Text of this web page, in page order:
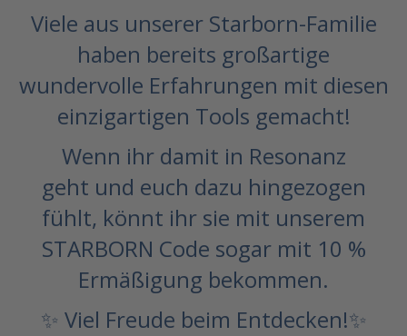
Viele aus unserer Starborn-Familie
haben bereits großartige
wundervolle Erfahrungen mit diesen
einzigartigen Tools gemacht!
Wenn ihr damit in Resonanz
geht und euch dazu hingezogen
fühlt, könnt ihr sie mit unserem
STARBORN Code sogar mit 10 %
Ermäßigung bekommen.
✨ Viel Freude beim Entdecken!✨